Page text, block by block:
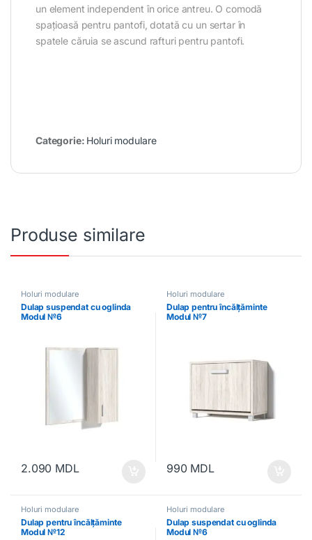
un element independent în orice antreu. O comodă
spațioasă pentru pantofi, dotată cu un sertar în
spatele căruia se ascund rafturi pentru pantofi.
Categorie: Holuri modulare
Produse similare
Holuri modulare
Dulap suspendat cu oglinda
Modul №6
2.090 MDL
Holuri modulare
Dulap pentru încălțăminte
Modul №7
990 MDL
Holuri modulare
Dulap pentru încălțăminte
Modul №12
Holuri modulare
Dulap suspendat cu oglinda
Modul №6